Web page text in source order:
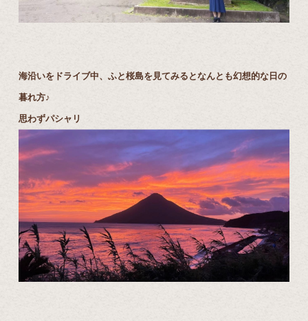
海沿いをドライブ中、ふと桜島を見てみるとなんとも幻想的な日の
暮れ方♪
思わずパシャリ